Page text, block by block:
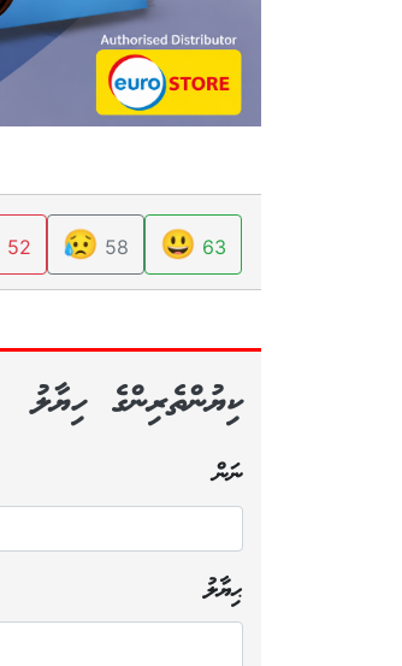
63
😃
58
😥
52
ކިޔުންތެރިންގެ ހިޔާލު
ނަން
ޙިޔާލު